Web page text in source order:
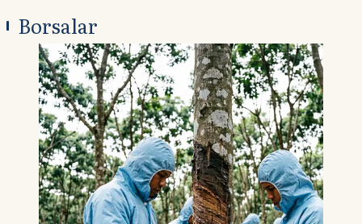
Borsalar